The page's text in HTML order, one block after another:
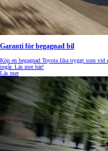
Garanti för begagnad bil
Köp en begagnad Toyota lika tryggt som vid
ingår. Läs mer här!
Läs mer